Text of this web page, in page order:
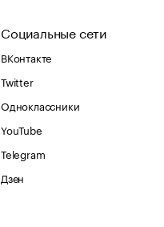
Социальные сети
ВКонтакте
Twitter
Одноклассники
YouTube
Telegram
Дзен